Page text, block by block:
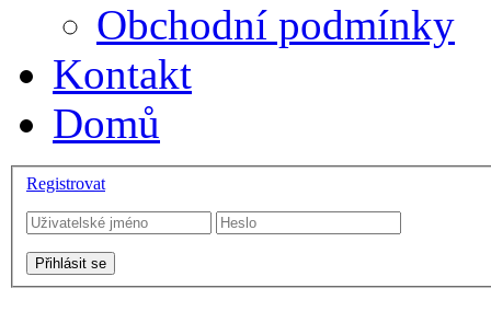
Obchodní podmínky
Kontakt
Domů
Registrovat